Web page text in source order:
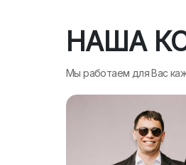
НАША
Мы работаем для Вас